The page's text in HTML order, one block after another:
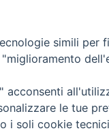
- Vita Trentina
simili per
acconsenti
le tue
i soli cookie